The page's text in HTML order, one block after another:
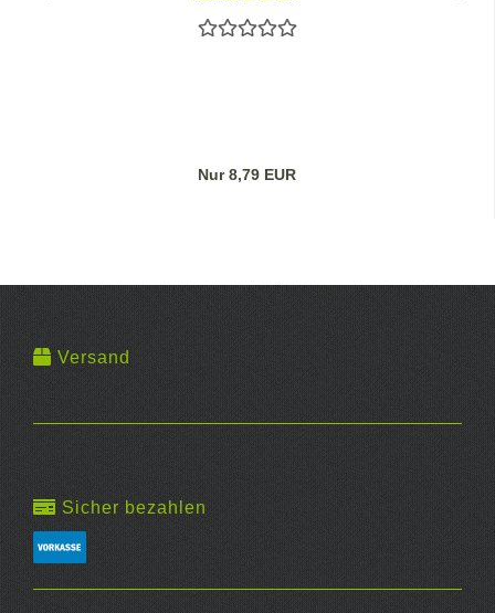
Nur 8,79 EUR
Versand
Sicher bezahlen